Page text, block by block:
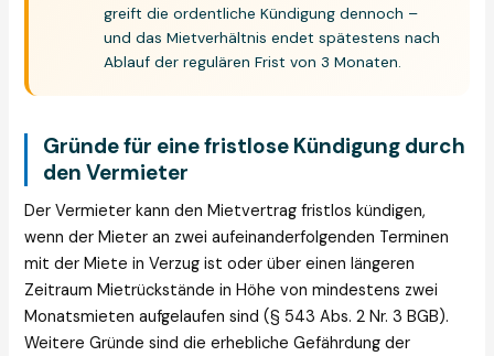
greift die ordentliche Kündigung dennoch –
und das Mietverhältnis endet spätestens nach
Ablauf der regulären Frist von 3 Monaten.
Gründe für eine fristlose Kündigung durch
den Vermieter
Der Vermieter kann den Mietvertrag fristlos kündigen,
wenn der Mieter an zwei aufeinanderfolgenden Terminen
mit der Miete in Verzug ist oder über einen längeren
Zeitraum Mietrückstände in Höhe von mindestens zwei
Monatsmieten aufgelaufen sind (§ 543 Abs. 2 Nr. 3 BGB).
Weitere Gründe sind die erhebliche Gefährdung der